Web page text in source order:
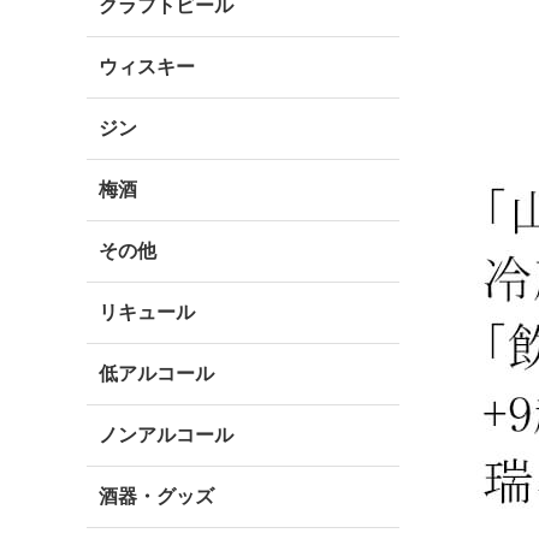
クラフトビール
ウィスキー
ジン
梅酒
その他
リキュール
低アルコール
ノンアルコール
酒器・グッズ